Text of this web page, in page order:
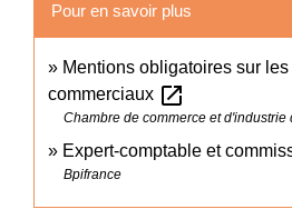
Pour en savoir plus
Mentions obligatoires sur
commerciaux open_in_new
Chambre de commerce et d'industrie
Expert-comptable et
Bpifrance